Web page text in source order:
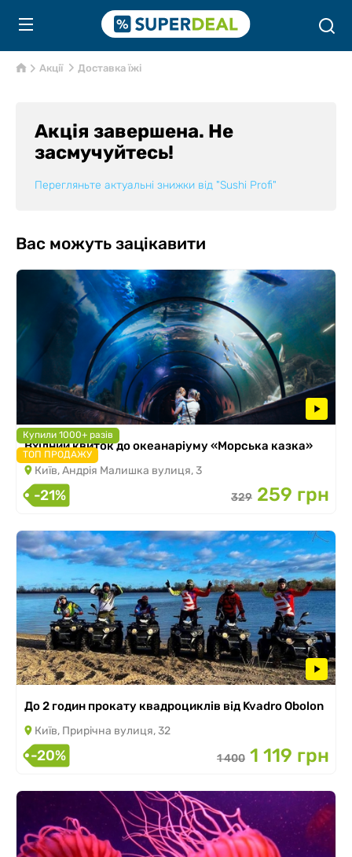
Акції Доставка їжі
Акція завершена. Не
засмучуйтесь!
Перегляньте актуальні знижки від "Sushi Profi"
Вас можуть зацікавити
Купили 1000+ разів
ТОП ПРОДАЖУ
Вхідний квиток до океанаріуму «Морська казка»
Київ, Андрія Малишка вулиця, 3
-21% 329 259 грн
До 2 годин прокату квадроциклів від Kvadro Obolon
Київ, Прирічна вулиця, 32
-20% 1 400 1 119 грн